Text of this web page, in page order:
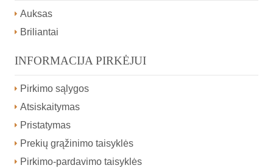
Auksas
Briliantai
INFORMACIJA PIRKĖJUI
Pirkimo sąlygos
Atsiskaitymas
Pristatymas
Prekių grąžinimo taisyklės
Pirkimo-pardavimo taisyklės